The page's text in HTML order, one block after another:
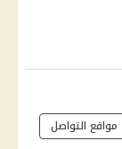
مواقع التواصل